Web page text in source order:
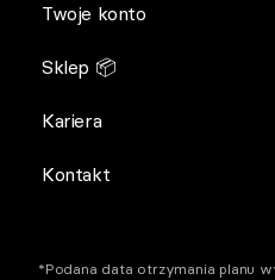
Twoje konto
Sklep 📦
Kariera
Kontakt
*Podana data otrzymania planu